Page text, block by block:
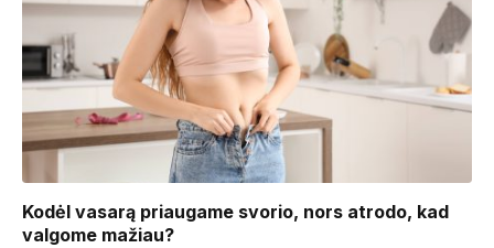
Kodėl vasarą priaugame svorio, nors atrodo, kad
valgome mažiau?